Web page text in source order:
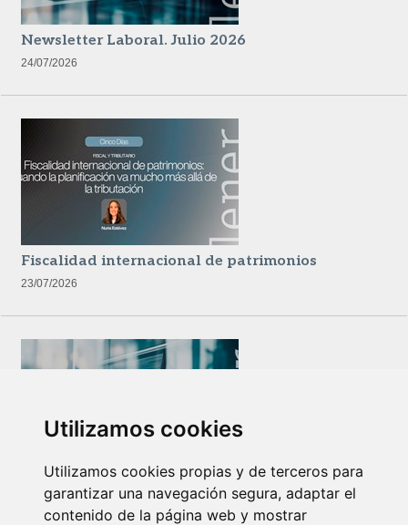
Utilizamos cookies
Utilizamos cookies propias y de terceros para
garantizar una navegación segura, adaptar el
contenido de la página web y mostrar
Newsletter Laboral. Julio 2026
24/07/2026
Fiscalidad internacional de patrimonios
23/07/2026
Newsletter Insolvencias y Situaciones Especiales
14/07/2026